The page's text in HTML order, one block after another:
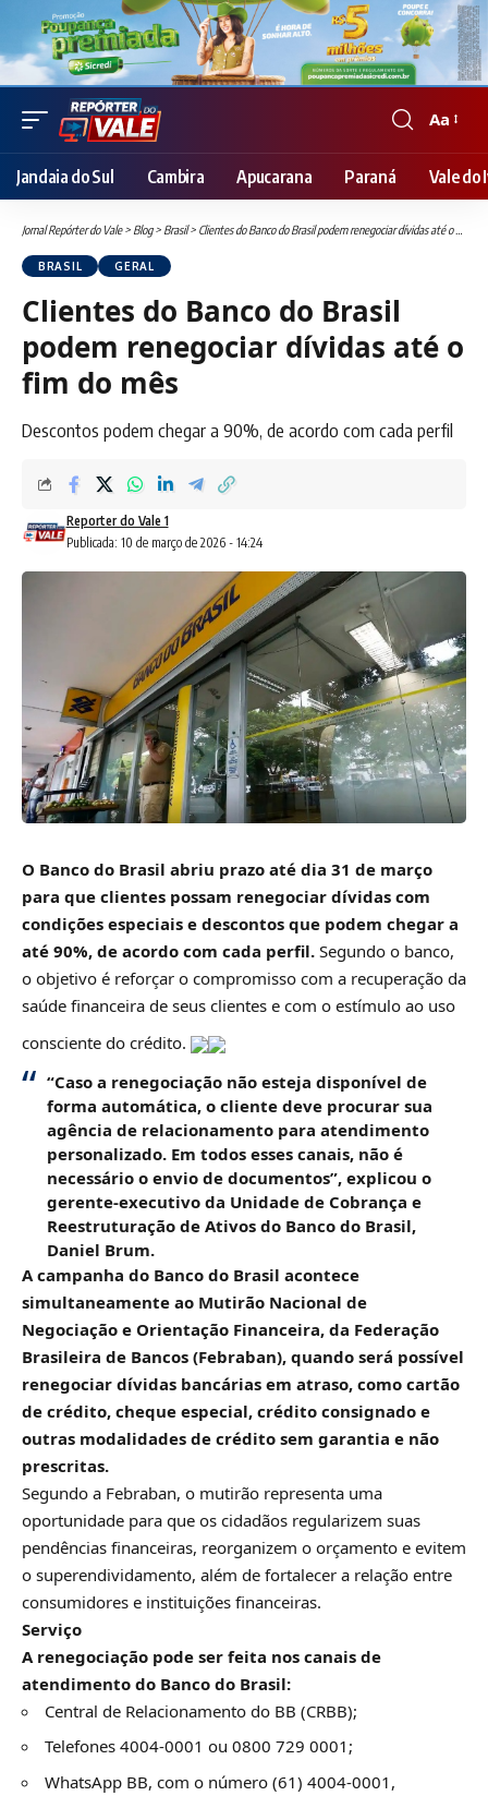
Font
Resizer
Aa
Jandaia do Sul Cambira Apucarana Paraná Vale do
Jornal Repórter do Vale> Blog> Brasil> Clientes do Banco do Brasil podem renegociar dívidas até o fim do mês
BRASIL GERAL
Clientes do Banco do Brasil
podem renegociar dívidas até o
fim do mês
Descontos podem chegar a 90%, de acordo com cada perfil
Publicada: 10 de março de 2026 - 14:24
Reporter do Vale 1
O Banco do Brasil abriu prazo até dia 31 de março
para que clientes possam renegociar dívidas com
condições especiais e descontos que podem chegar a
até 90%, de acordo com cada perfil. Segundo o banco,
o objetivo é reforçar o compromisso com a recuperação da
saúde financeira de seus clientes e com o estímulo ao uso
consciente do crédito.
“Caso a renegociação não esteja disponível de
forma automática, o cliente deve procurar sua
agência de relacionamento para atendimento
personalizado. Em todos esses canais, não é
necessário o envio de documentos”, explicou o
gerente-executivo da Unidade de Cobrança e
Reestruturação de Ativos do Banco do Brasil,
Daniel Brum.
A campanha do Banco do Brasil acontece
simultaneamente ao Mutirão Nacional de
Negociação e Orientação Financeira, da Federação
Brasileira de Bancos (Febraban), quando será possível
renegociar dívidas bancárias em atraso, como cartão
de crédito, cheque especial, crédito consignado e
outras modalidades de crédito sem garantia e não
prescritas.
Segundo a Febraban, o mutirão representa uma
oportunidade para que os cidadãos regularizem suas
pendências financeiras, reorganizem o orçamento e evitem
o superendividamento, além de fortalecer a relação entre
consumidores e instituições financeiras.
Serviço
A renegociação pode ser feita nos canais de
atendimento do Banco do Brasil:
Central de Relacionamento do BB (CRBB);
Telefones 4004-0001 ou 0800 729 0001;
WhatsApp BB, com o número (61) 4004-0001,